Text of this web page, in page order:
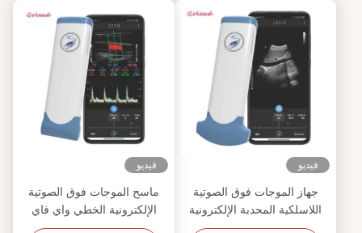
فيديو
جهاز الموجات فوق الصوتية
اللاسلكية المحدبة الإلكترونية
للهاتف المحمول
فيديو
ماسح الموجات فوق الصوتية
الإلكترونية الخطي واي فاي
لاسلكي محمول 12 ميجا هرتز